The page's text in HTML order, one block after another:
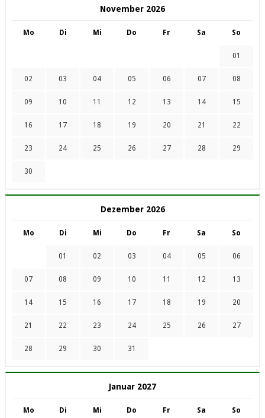
November 2026
Mo Di Mi Do Fr Sa So
01
02 03 04 05 06 07 08
09 10 11 12 13 14 15
16 17 18 19 20 21 22
23 24 25 26 27 28 29
30
Dezember 2026
Mo Di Mi Do Fr Sa So
01 02 03 04 05 06
07 08 09 10 11 12 13
14 15 16 17 18 19 20
21 22 23 24 25 26 27
28 29 30 31
Januar 2027
Mo Di Mi Do Fr Sa So